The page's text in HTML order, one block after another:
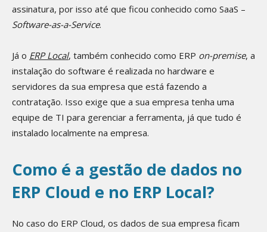
assinatura, por isso até que ficou conhecido como SaaS –
Software-as-a-Service.
Já o ERP Local, também conhecido como ERP on-premise, a
instalação do software é realizada no hardware e
servidores da sua empresa que está fazendo a
contratação. Isso exige que a sua empresa tenha uma
equipe de TI para gerenciar a ferramenta, já que tudo é
instalado localmente na empresa.
Como é a gestão de dados no
ERP Cloud e no ERP Local?
No caso do ERP Cloud, os dados de sua empresa ficam